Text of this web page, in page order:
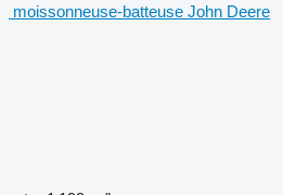
moissonneuse-batteuse John Deere